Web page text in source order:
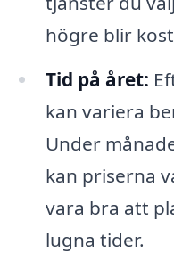
högre blir
Tid på året:
kan variera
Under
kan priserna
vara bra att
lugna tider.